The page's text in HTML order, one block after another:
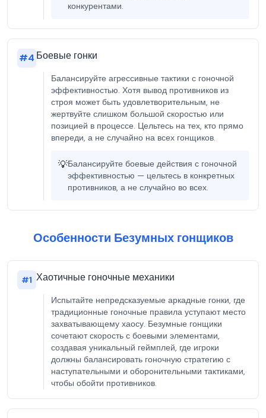
конкурентами.
#4 Боевые гонки
Балансируйте агрессивные тактики с гоночной
эффективностью. Хотя вывод противников из
строя может быть удовлетворительным, не
жертвуйте слишком большой скоростью или
позицией в процессе. Цельтесь на тех, кто прямо
впереди, а не случайно на всех гонщиков.
💡Балансируйте боевые действия с гоночной
эффективностью — цельтесь в конкретных
противников, а не случайно во всех.
Особенности Безумных гонщиков
#1 Хаотичные гоночные механики
Испытайте непредсказуемые аркадные гонки, где
традиционные гоночные правила уступают место
захватывающему хаосу. Безумные гонщики
сочетают скорость с боевыми элементами,
создавая уникальный геймплей, где игроки
должны балансировать гоночную стратегию с
наступательными и оборонительными тактиками,
чтобы обойти противников.